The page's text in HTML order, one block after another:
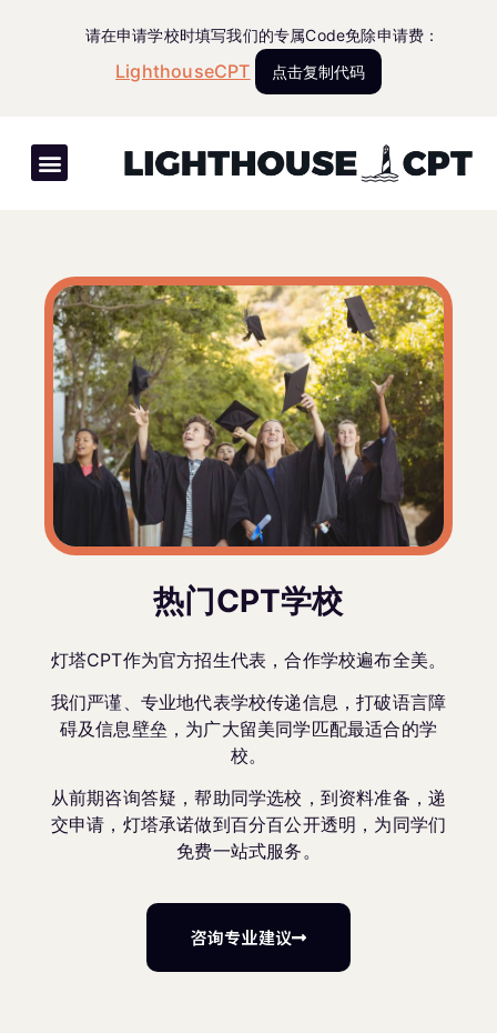
请在申请学校时填写我们的专属Code免除申请费：
LighthouseCPT 点击复制代码
热门CPT学校
灯塔CPT作为官方招生代表，合作学校遍布全美。
我们严谨、专业地代表学校传递信息，打破语言障
碍及信息壁垒，为广大留美同学匹配最适合的学
校。
从前期咨询答疑，帮助同学选校，到资料准备，递
交申请，灯塔承诺做到百分百公开透明，为同学们
免费一站式服务。
咨询专业建议